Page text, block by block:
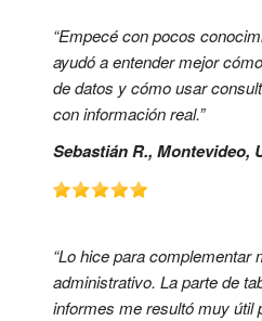
“Empecé con pocos
ayudó a entender mejor
de datos y cómo usar
con información real.”
Sebastián R., Montevideo,
“Lo hice para complementar
administrativo. La parte de
informes me resultó muy útil